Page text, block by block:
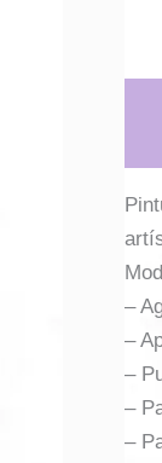
–
–
–
–
–